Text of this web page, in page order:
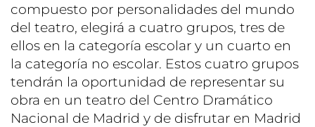
compuesto por personalidades del mundo
del teatro, elegirá a cuatro grupos, tres de
ellos en la categoría escolar y un cuarto en
la categoría no escolar. Estos cuatro grupos
tendrán la oportunidad de representar su
obra en un teatro del Centro Dramático
Nacional de Madrid y de disfrutar en Madrid